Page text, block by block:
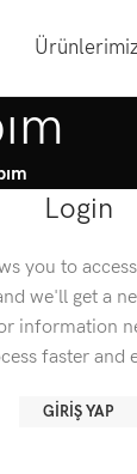
Login
you to
we'll get a
information
faster and
GIRIŞ YAP